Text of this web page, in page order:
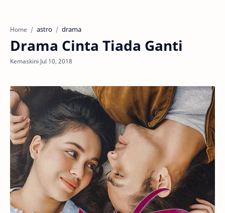
Home astro drama
Drama Cinta Tiada Ganti